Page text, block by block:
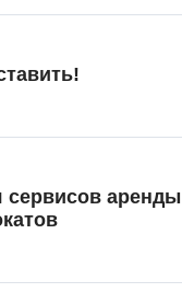
сервисов аренды